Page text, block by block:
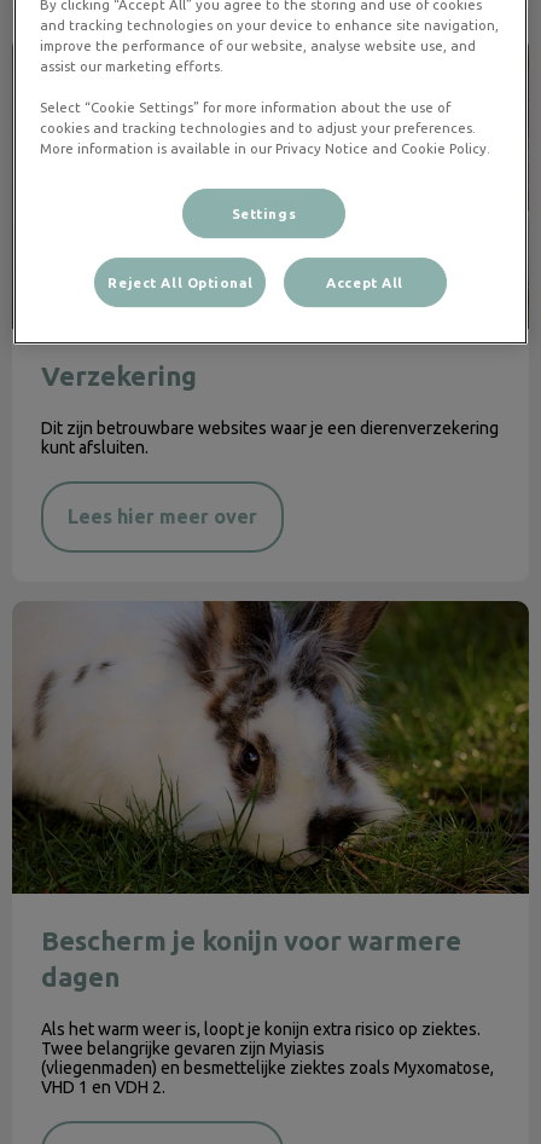
Verzekering
Verzekering
Dit zijn betrouwbare websites waar je een dierenverzekering
kunt afsluiten.
Lees hier meer over
Bescherm je konijn voor warmere dagen
Bescherm je konijn voor warmere
dagen
Als het warm weer is, loopt je konijn extra risico op ziektes.
Twee belangrijke gevaren zijn Myiasis
(vliegenmaden) en besmettelijke ziektes zoals Myxomatose,
VHD 1 en VDH 2.
By clicking “Accept All” you agree to the storing and use of cookies
and tracking technologies on your device to enhance site navigation,
improve the performance of our website, analyse website use, and
assist our marketing efforts.
Select “Cookie Settings” for more information about the use of
cookies and tracking technologies and to adjust your preferences.
More information is available in our Privacy Notice and Cookie Policy.
Settings
Reject All Optional Accept All